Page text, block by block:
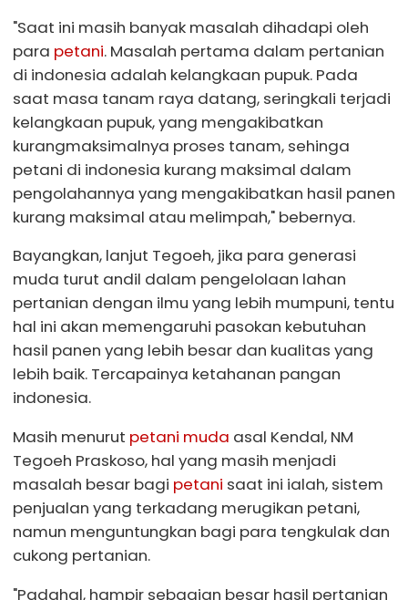
"Saat ini masih banyak masalah dihadapi oleh
para petani. Masalah pertama dalam pertanian
di indonesia adalah kelangkaan pupuk. Pada
saat masa tanam raya datang, seringkali terjadi
kelangkaan pupuk, yang mengakibatkan
kurangmaksimalnya proses tanam, sehinga
petani di indonesia kurang maksimal dalam
pengolahannya yang mengakibatkan hasil panen
kurang maksimal atau melimpah," bebernya.
Bayangkan, lanjut Tegoeh, jika para generasi
muda turut andil dalam pengelolaan lahan
pertanian dengan ilmu yang lebih mumpuni, tentu
hal ini akan memengaruhi pasokan kebutuhan
hasil panen yang lebih besar dan kualitas yang
lebih baik. Tercapainya ketahanan pangan
indonesia.
Masih menurut petani muda asal Kendal, NM
Tegoeh Praskoso, hal yang masih menjadi
masalah besar bagi petani saat ini ialah, sistem
penjualan yang terkadang merugikan petani,
namun menguntungkan bagi para tengkulak dan
cukong pertanian.
"Padahal, hampir sebagian besar hasil pertanian